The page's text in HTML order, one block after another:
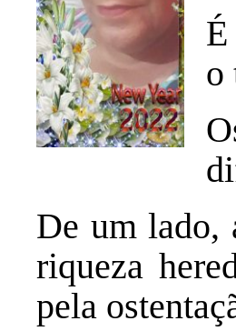
o
De um lado,
riqueza
pela